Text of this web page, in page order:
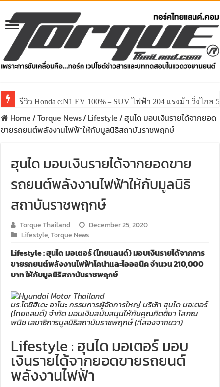
รีวิว Honda e:N1 EV 100% – SUV ไฟฟ้า 204 แรงม้า วิ่งไกล
Home/Torque News/ Lifestyle/ฮุนได มอบเงินรายได้จากยอด
ขายรถยนต์พลังงานไฟฟ้าให้กับมูลนิธิสถาบันราชพฤกษ์
ฮุนได มอบเงินรายได้จากยอดขาย
รถยนต์พลังงานไฟฟ้าให้กับมูลนิธิ
สถาบันราชพฤกษ์
Torque Thailand
December 25, 2020
Lifestyle,Torque News
Lifestyle : ฮุนได มอเตอร์ (ไทยแลนด์) มอบเงินรายได้จากการ
ขายรถยนต์พลังงานไฟฟ้าโคน่าและไอออนิค จำนวน 210,000
บาท ให้กับมูลนิธิสถาบันราชพฤกษ์
มร.โตชิฮิเดะ อาโนะ กรรมการผู้จัดการใหญ่ บริษัท ฮุนได มอเตอร์
(ไทยแลนด์) จำกัด มอบเงินสนับสนุนให้กับคุณกิตติยา โสภณ
พนิช เลขาธิการมูลนิธิสถาบันราชพฤกษ์ (ที่สองจากขวา)
Lifestyle : ฮุนได มอเตอร์ มอบ
เงินรายได้จากยอดขายรถยนต์
พลังงานไฟฟ้า